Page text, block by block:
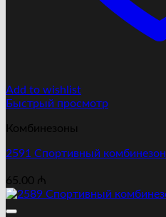
Add to wishlist
Быстрый просмотр
Комбинезоны
2591 Cпортивный комбинезон
65.00 ₼